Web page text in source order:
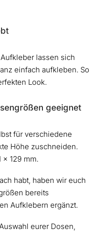
lassen sich
einfach aufkleben. So
Look.
geeignet
für verschiedene
Höhe zuschneiden.
x 129 mm.
habt, haben wir euch
bereits
Aufklebern ergänzt.
eurer Dosen,